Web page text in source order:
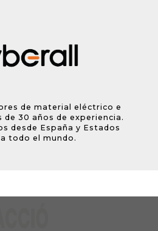
de material eléctrico e
de 30 años de experiencia.
desde España y Estados
todo el mundo.